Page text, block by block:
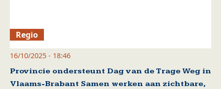
Regio
16/10/2025 - 18:46
Provincie ondersteunt Dag van de Trage Weg in
Vlaams-Brabant Samen werken aan zichtbare,